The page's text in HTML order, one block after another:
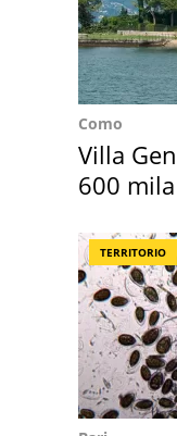
Como
Villa
600
TERRITORIO